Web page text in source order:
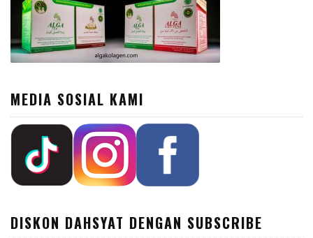
MEDIA SOSIAL KAMI
DISKON DAHSYAT DENGAN SUBSCRIBE